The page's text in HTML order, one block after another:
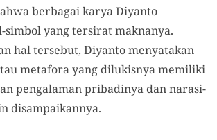
berbagai karya Diyanto
yang tersirat maknanya.
hal tersebut, Diyanto menyatakan
metafora yang dilukisnya memiliki
pengalaman pribadinya dan narasi-
disampaikannya.